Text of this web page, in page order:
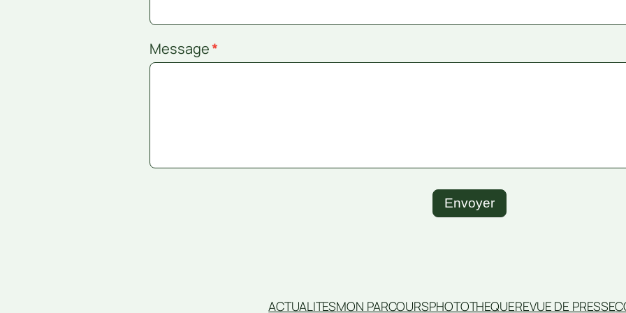
Message*
Envoyer
ACTUALITESMON PARCOURSPHOTOTHEQUEREVUE DE PRESSE